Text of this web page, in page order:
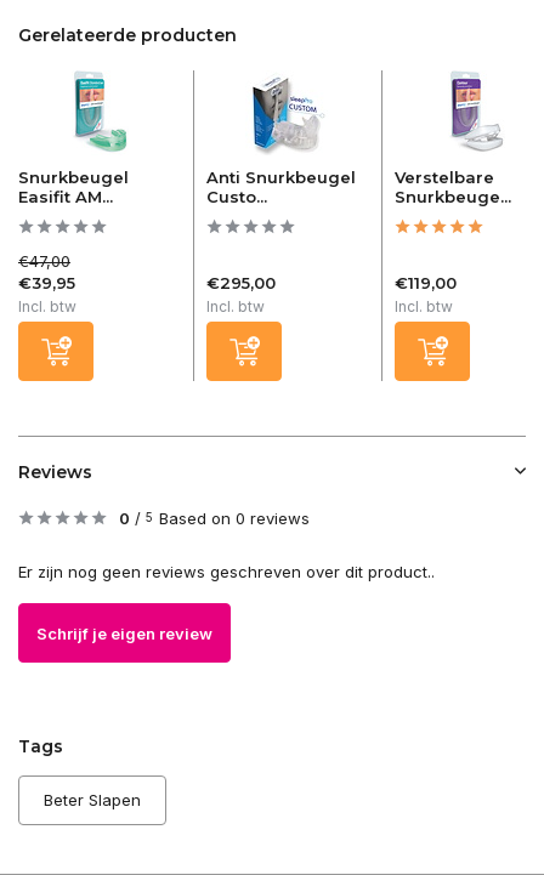
Gerelateerde producten
Snurkbeugel
Easifit AM...
€47,00
€39,95
Incl. btw
Anti Snurkbeugel
Custo...
€295,00
Incl. btw
Verstelbare
Snurkbeuge...
€119,00
Incl. btw
Reviews
0 / 5 Based on 0 reviews
Er zijn nog geen reviews geschreven over dit product..
Schrijf je eigen review
Tags
Beter Slapen